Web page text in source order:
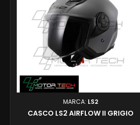
MARCA: LS2
CASCO LS2 AIRFLOW II GRIGIO